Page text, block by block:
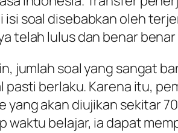
isi soal disebabkan oleh
telah lulus dan benar
jumlah soal yang sangat
pasti berlaku. Karena itu,
yang akan diujikan sekitar
waktu belajar, ia dapat